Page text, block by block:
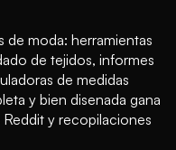
de moda: herramientas
de tejidos, informes
de medidas
y bien disenada gana
y recopilaciones